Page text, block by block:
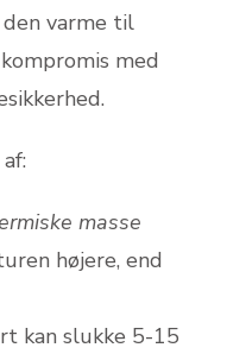
varme til
med
masse
højere, end
kan slukke 5-15